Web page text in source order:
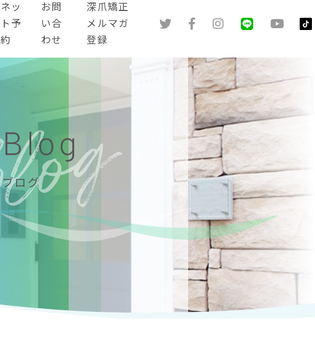
ネッ
ト予
約
お問
い合
わせ
深爪矯正
メルマガ
登録
Blog
ブログ